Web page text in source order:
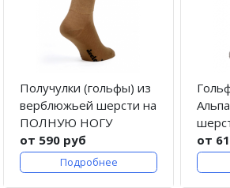
Получулки (гольфы) из
верблюжьей шерсти на
ПОЛНУЮ НОГУ
от 590 руб
Подробнее
от